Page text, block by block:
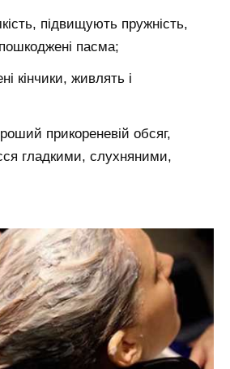
підвищують пружність,
пасма;
кінчики, живлять і
прикореневій обсяг,
гладкими, слухняними,